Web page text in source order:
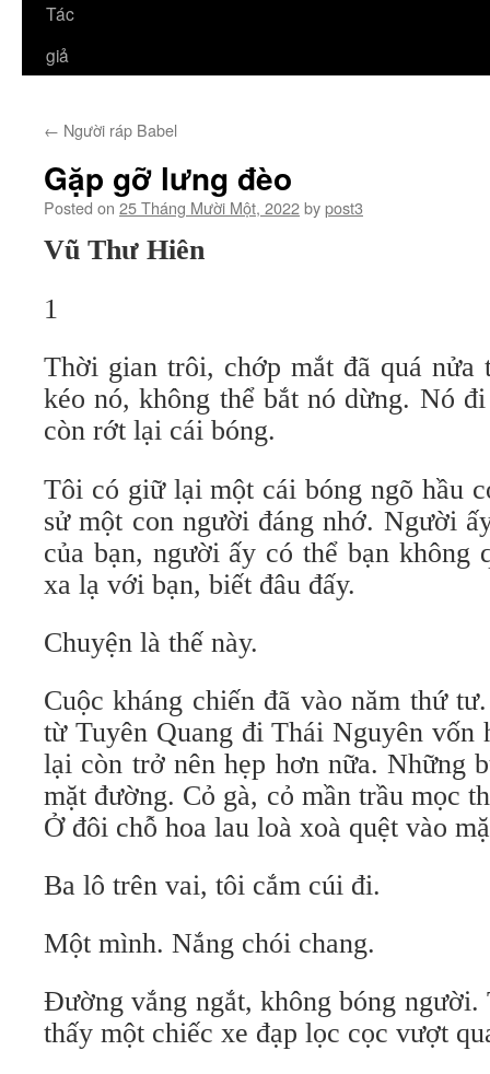
Tác
giả
← Người ráp Babel
Gặp gỡ lưng đèo
Posted on 25 Tháng Mười Một, 2022bypost3
Vũ Thư Hiên
1
Thời gian trôi, chớp mắt đã quá nửa
kéo nó, không thể bắt nó dừng. Nó
còn rớt lại cái bóng.
Tôi có giữ lại một cái bóng ngõ hầu
sử một con người đáng nhớ. Người
của bạn, người ấy có thể bạn không
xa lạ với bạn, biết đâu đấy.
Chuyện là thế này.
Cuộc kháng chiến đã vào năm thứ
từ Tuyên Quang đi Thái Nguyên vốn
lại còn trở nên hẹp hơn nữa. Những
mặt đường. Cỏ gà, cỏ mần trầu mọc
Ở đôi chỗ hoa lau loà xoà quệt vào
Ba lô trên vai, tôi cắm cúi đi.
Một mình. Nắng chói chang.
Đường vắng ngắt, không bóng
thấy một chiếc xe đạp lọc cọc vượt